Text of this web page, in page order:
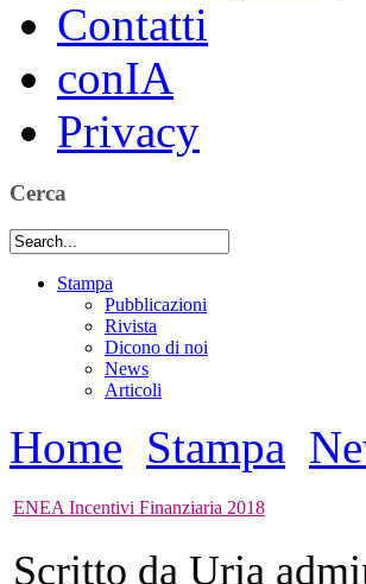
Contatti
conIA
Privacy
Cerca
Stampa
Pubblicazioni
Rivista
Dicono di noi
News
Articoli
Home Stampa
ENEA Incentivi Finanziaria 2018
Scritto da Uria